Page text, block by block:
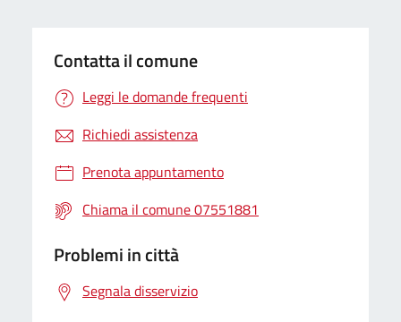
Contatta il comune
Leggi le domande frequenti
Richiedi assistenza
Prenota appuntamento
Chiama il comune 07551881
Problemi in città
Segnala disservizio